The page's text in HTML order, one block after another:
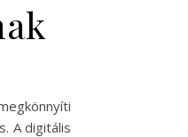
A digitális